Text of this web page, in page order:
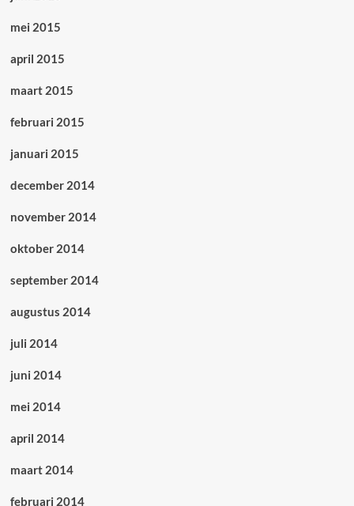
mei 2015
april 2015
maart 2015
februari 2015
januari 2015
december 2014
november 2014
oktober 2014
september 2014
augustus 2014
juli 2014
juni 2014
mei 2014
april 2014
maart 2014
februari 2014